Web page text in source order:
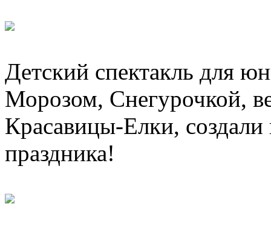
Детский спектакль для
Морозом, Снегурочкой,
Красавицы-Елки,
праздника!